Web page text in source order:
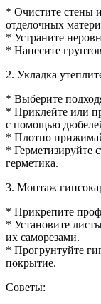
* Очистите стены
отделочных
* Устраните
* Нанесите
2. Укладка
* Выберите
* Приклейте или
с помощью
* Плотно
* Герметизируйте
герметика.
3. Монтаж
* Прикрепите
* Установите
их саморезами.
* Прогрунтуйте
покрытие.
Советы: